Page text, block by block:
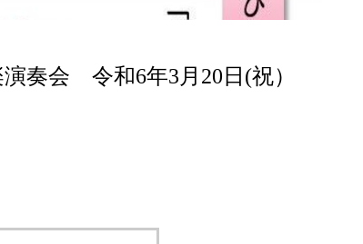
奏会 令和6年3月20日(祝）